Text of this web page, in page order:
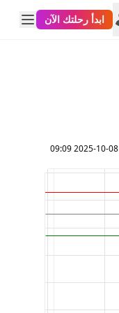
ابدأ رحلتك الآن
2025-10-08 09:09